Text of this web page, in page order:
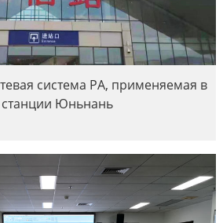
система PA, применяемая в
Юньнань